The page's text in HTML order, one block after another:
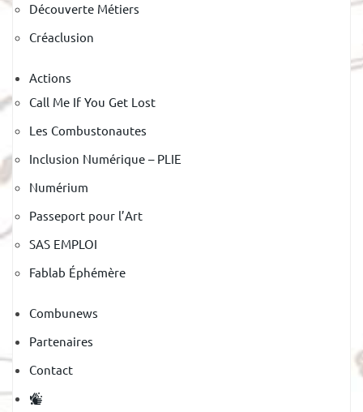
Découverte Métiers
Créaclusion
Actions
Call Me If You Get Lost
Les Combustonautes
Inclusion Numérique – PLIE
Numérium
Passeport pour l’Art
SAS EMPLOI
Fablab Éphémère
Combunews
Partenaires
Contact